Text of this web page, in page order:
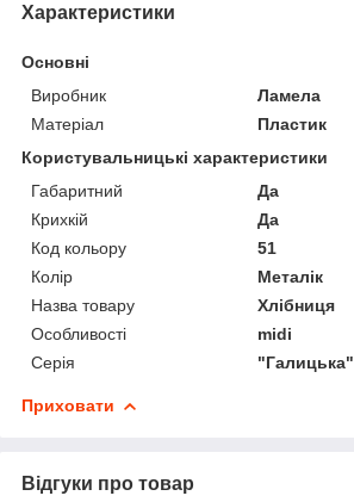
Характеристики
Основні
Виробник
Ламела
Матеріал
Пластик
Користувальницькі характеристики
Габаритний
Да
Крихкій
Да
Код кольору
51
Колір
Металік
Назва товару
Хлібниця
Особливості
midi
Серія
"Галицька"
Приховати
Відгуки про товар